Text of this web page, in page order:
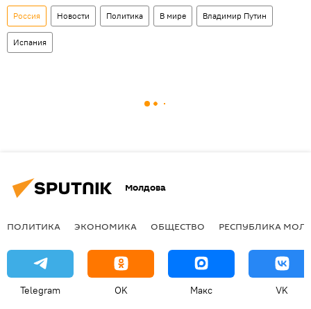
Россия Новости Политика В мире Владимир Путин
Испания
Молдова
ПОЛИТИКА ЭКОНОМИКА ОБЩЕСТВО РЕСПУБЛИКА
Telegram OK Макс VK